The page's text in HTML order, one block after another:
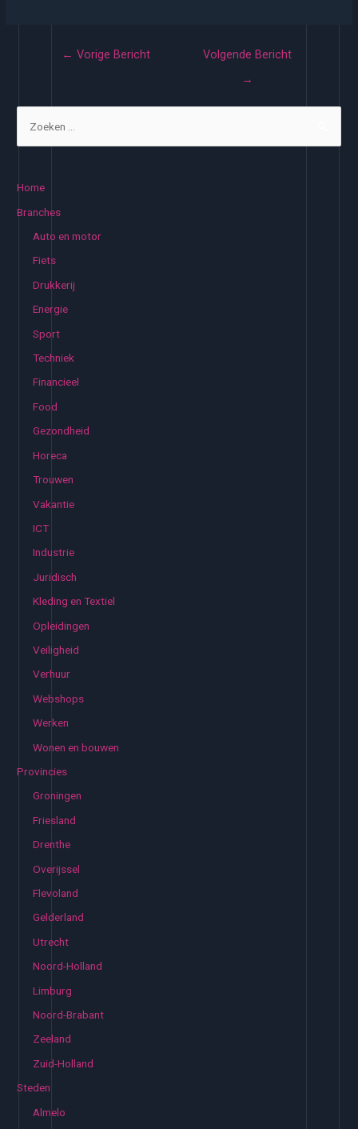
← Vorige Bericht
Volgende Bericht
→
Home
Branches
Auto en motor
Fiets
Drukkerij
Energie
Sport
Techniek
Financieel
Food
Gezondheid
Horeca
Trouwen
Vakantie
ICT
Industrie
Juridisch
Kleding en Textiel
Opleidingen
Veiligheid
Verhuur
Webshops
Werken
Wonen en bouwen
Provincies
Groningen
Friesland
Drenthe
Overijssel
Flevoland
Gelderland
Utrecht
Noord-Holland
Limburg
Noord-Brabant
Zeeland
Zuid-Holland
Steden
Almelo